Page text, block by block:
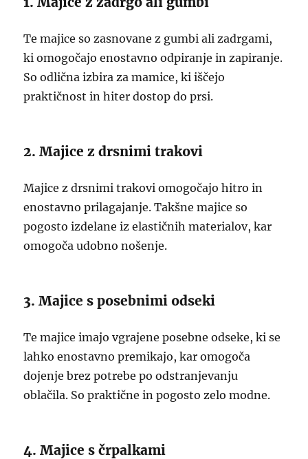
Te majice so zasnovane z gumbi ali zadrgami,
ki omogočajo enostavno odpiranje in zapiranje.
So odlična izbira za mamice, ki iščejo
praktičnost in hiter dostop do prsi.
2. Majice z drsnimi trakovi
Majice z drsnimi trakovi omogočajo hitro in
enostavno prilagajanje. Takšne majice so
pogosto izdelane iz elastičnih materialov, kar
omogoča udobno nošenje.
3. Majice s posebnimi odseki
Te majice imajo vgrajene posebne odseke, ki se
lahko enostavno premikajo, kar omogoča
dojenje brez potrebe po odstranjevanju
oblačila. So praktične in pogosto zelo modne.
4. Majice s črpalkami